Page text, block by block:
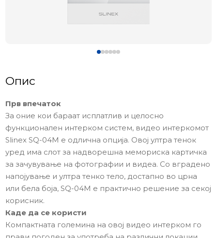
Опис
Прв впечаток
За оние кои бараат исплатлив и целосно
функционален интерком систем, видео интеркомот
Slinex SQ-04M е одлична опција. Овој ултра тенок
уред има слот за надворешна мемориска картичка
за зачувување на фотографии и видеа. Со вградено
напојување и ултра тенко тело, достапно во црна
или бела боја, SQ-04M е практично решение за секој
корисник.
Каде да се користи
Компактната големина на овој видео интерком го